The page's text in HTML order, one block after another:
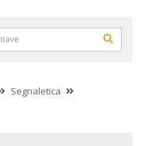
Segnaletica